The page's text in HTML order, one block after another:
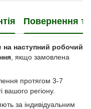
Повернення
на наступний робочий
, якщо замовлена
протягом 3-7
вашого регіону.
за індивідуальним